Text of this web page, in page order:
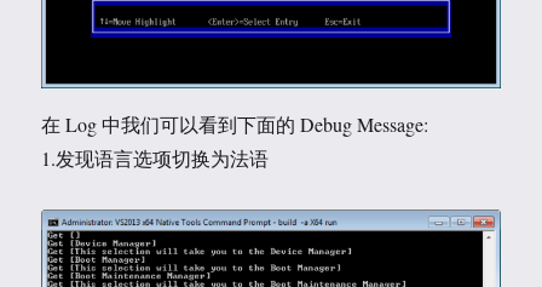
在 Log 中我们可以看到下面的 Debug Message:
1.发现语言选项切换为法语